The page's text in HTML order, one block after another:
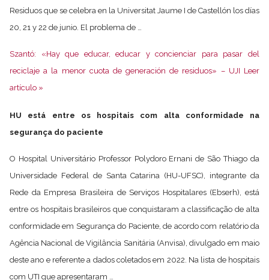
Residuos que se celebra en la Universitat Jaume I de Castellón los días
20, 21 y 22 de junio. El problema de …
Szantó: «Hay que educar, educar y concienciar para pasar del
reciclaje a la menor cuota de generación de residuos» – UJI Leer
artículo »
HU está entre os hospitais com alta conformidade na
segurança do paciente
O Hospital Universitário Professor Polydoro Ernani de São Thiago da
Universidade Federal de Santa Catarina (HU-UFSC), integrante da
Rede da Empresa Brasileira de Serviços Hospitalares (Ebserh), está
entre os hospitais brasileiros que conquistaram a classificação de alta
conformidade em Segurança do Paciente, de acordo com relatório da
Agência Nacional de Vigilância Sanitária (Anvisa), divulgado em maio
deste ano e referente a dados coletados em 2022. Na lista de hospitais
com UTI que apresentaram …